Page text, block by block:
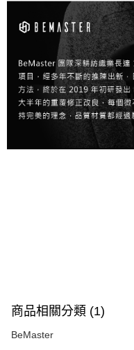
商品相關分類 (1)
BeMaster